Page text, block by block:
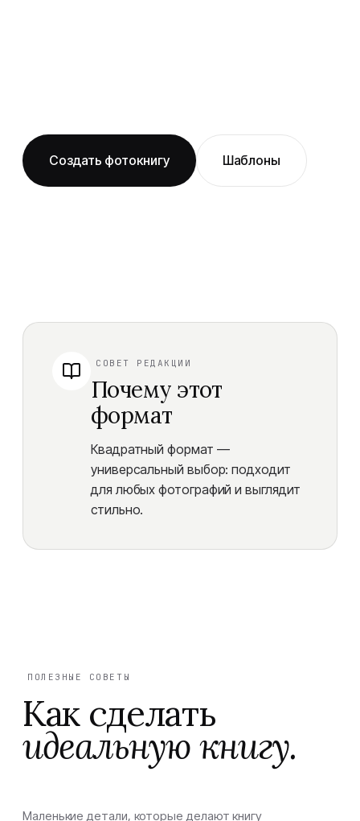
На годовщину свадьбы
Layflat фотокнига
Создать фотокнигу Шаблоны
СОВЕТ РЕДАКЦИИ
Почему этот
формат
Квадратный формат —
универсальный выбор: подходит
для любых фотографий и выглядит
стильно.
ПОЛЕЗНЫЕ СОВЕТЫ
Как сделать
идеальную книгу.
Маленькие детали, которые делают книгу